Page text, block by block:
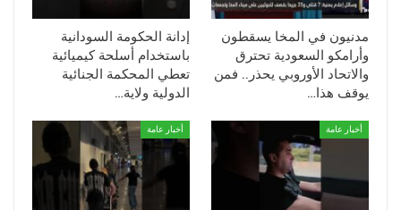
مدنيون في المخا يسقطون
وأرامكو السعودية تحترق
والاتحاد الأوروبي يحذر.. فمن
يوقف هذا…
إدانة الحكومة السودانية
باستخدام أسلحة كيميائية
تعطي المحكمة الجنائية
الدولية ولاية…
أخبار عامة أخبار عامة